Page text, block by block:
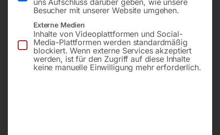
In den Warenkorb
Sie haben Fragen zu diesem
Artikel?
uns Aufschluss darüber geben, wie unsere
Besucher mit unserer Website umgehen.
Externe Medien
Inhalte von Videoplattformen und Social-
Media-Plattformen werden standardmäßig
blockiert. Wenn externe Services akzeptiert
werden, ist für den Zugriff auf diese Inhalte
keine manuelle Einwilligung mehr erforderlich.